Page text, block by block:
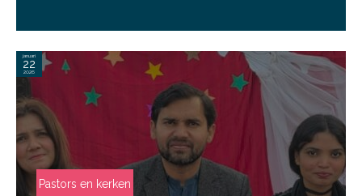
januari
22
2026
Pastors en kerken